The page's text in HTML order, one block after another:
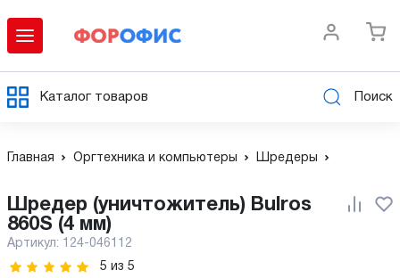
Каталог товаров Поиск
Главная Оргтехника и компьютеры Шредеры
Шредер (уничтожитель) Bulros
860S (4 мм)
Артикул: 124-046112
5 из 5